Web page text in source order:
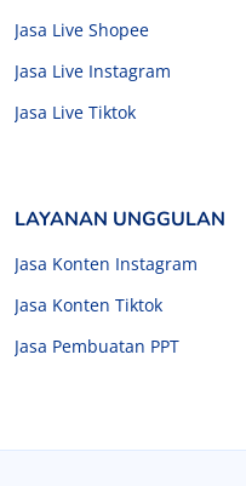
Jasa Live Shopee
Jasa Live Instagram
Jasa Live Tiktok
LAYANAN UNGGULAN
Jasa Konten Instagram
Jasa Konten Tiktok
Jasa Pembuatan PPT